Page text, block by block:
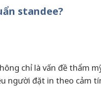
standee?
chỉ là vấn đề thẩm
người đặt in theo cảm